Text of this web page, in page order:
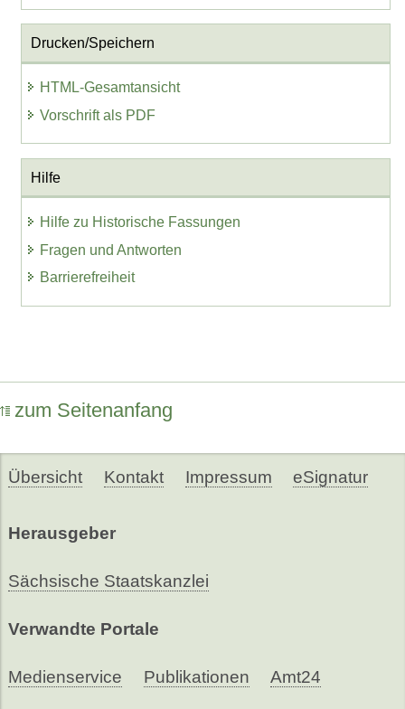
Drucken/Speichern
HTML-Gesamtansicht
Vorschrift als PDF
Hilfe
Hilfe zu Historische Fassungen
Fragen und Antworten
Barrierefreiheit
zum Seitenanfang
Übersicht Kontakt Impressum eSignatur
Herausgeber
Sächsische Staatskanzlei
Verwandte Portale
Medienservice Publikationen Amt24